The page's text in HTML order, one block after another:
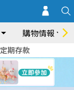
購物情報
定期存款